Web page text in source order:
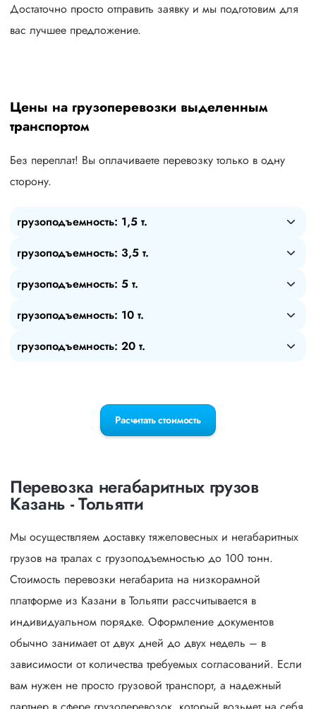
Достаточно просто отправить заявку и мы подготовим для
вас лучшее предложение.
Цены на грузоперевозки выделенным
транспортом
Без переплат! Вы оплачиваете перевозку только в одну
сторону.
грузоподъемность: 1,5 т.
грузоподъемность: 3,5 т.
грузоподъемность: 5 т.
грузоподъемность: 10 т.
грузоподъемность: 20 т.
Расчитать стоимость
Перевозка негабаритных грузов
Казань - Тольятти
Мы осуществляем доставку тяжеловесных и негабаритных
грузов на тралах с грузоподъемностью до 100 тонн.
Стоимость перевозки негабарита на низкорамной
платформе из Казани в Тольятти рассчитывается в
индивидуальном порядке. Оформление документов
обычно занимает от двух дней до двух недель – в
зависимости от количества требуемых согласований. Если
вам нужен не просто грузовой транспорт, а надежный